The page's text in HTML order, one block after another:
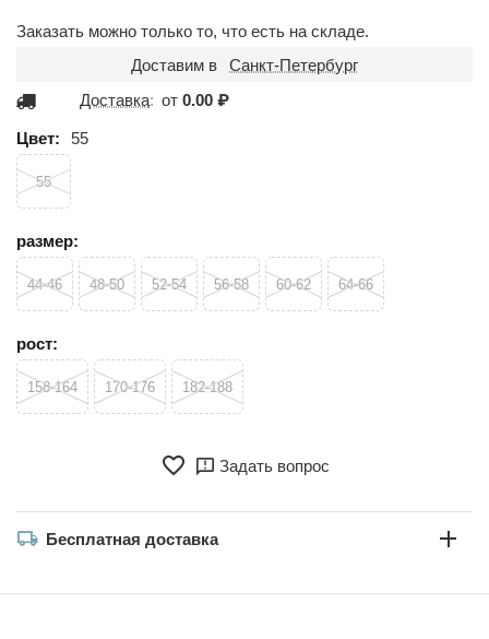
Заказать можно только то, что есть на складе.
Доставим в
Санкт-Петербург
Доставка: от0.00 ₽
Цвет: 55
55
размер:
44-46 48-50 52-54 56-58 60-62 64-66
рост:
158-164 170-176 182-188
Задать вопрос
Бесплатная доставка